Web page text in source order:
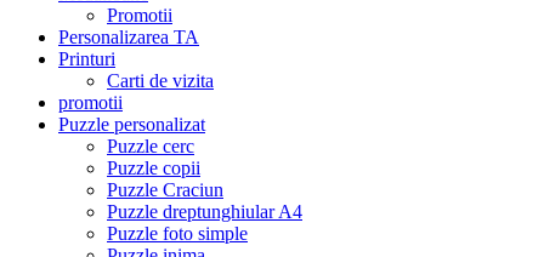
Promotii
Personalizarea TA
Printuri
Carti de vizita
promotii
Puzzle personalizat
Puzzle cerc
Puzzle copii
Puzzle Craciun
Puzzle dreptunghiular A4
Puzzle foto simple